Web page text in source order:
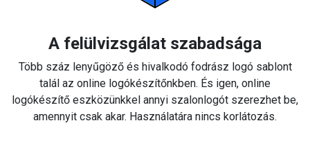
A felülvizsgálat szabadsága
Több száz lenyűgöző és hivalkodó fodrász logó sablont
talál az online logókészítőnkben. És igen, online
logókészítő eszközünkkel annyi szalonlogót szerezhet be,
amennyit csak akar. Használatára nincs korlátozás.